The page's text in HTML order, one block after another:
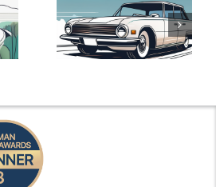
Die besten
Angebote im